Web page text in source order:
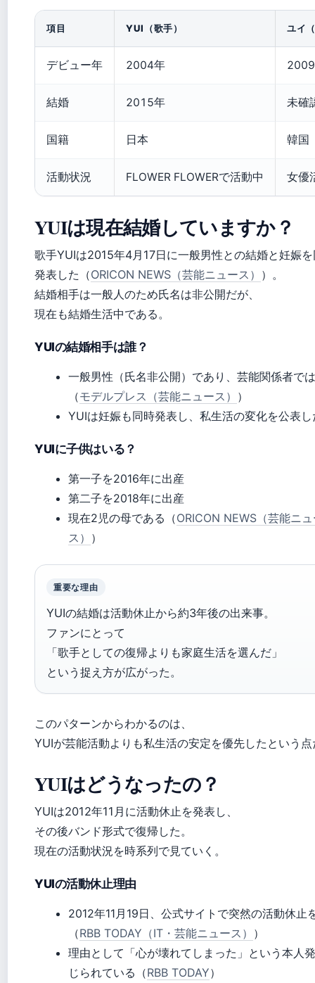
項目 YUI（歌手） ユイ
デビュー年 2004年
結婚 2015年 未確
国籍 日本 韓国
活動状況 FLOWER FLOWERで活動中 女優
YUIは現在結婚していますか？
歌手YUIは2015年4月17日に一般男性との結婚と妊娠
発表した（ORICON NEWS（芸能ニュース） ）。
結婚相手は一般人のため氏名は非公開だが、
現在も結婚生活中である。
YUIの結婚相手は誰？
一般男性（氏名非公開）であり、芸能関係者で
（モデルプレス（芸能ニュース） ）
YUIは妊娠も同時発表し、私生活の変化を公表し
YUIに子供はいる？
第一子を2016年に出産
第二子を2018年に出産
現在2児の母である（ORICON NEWS（芸能ニ
ス） ）
重要な理由
YUIの結婚は活動休止から約3年後の出来事。
ファンにとって
「歌手としての復帰よりも家庭生活を選んだ」
という捉え方が広がった。
このパターンからわかるのは、
YUIが芸能活動よりも私生活の安定を優先したという点
YUIはどうなったの？
YUIは2012年11月に活動休止を発表し、
その後バンド形式で復帰した。
現在の活動状況を時系列で見ていく。
YUIの活動休止理由
2012年11月19日、公式サイトで突然の活動休止
（RBB TODAY（IT・芸能ニュース） ）
理由として「心が壊れてしまった」という本人
じられている（RBB TODAY）